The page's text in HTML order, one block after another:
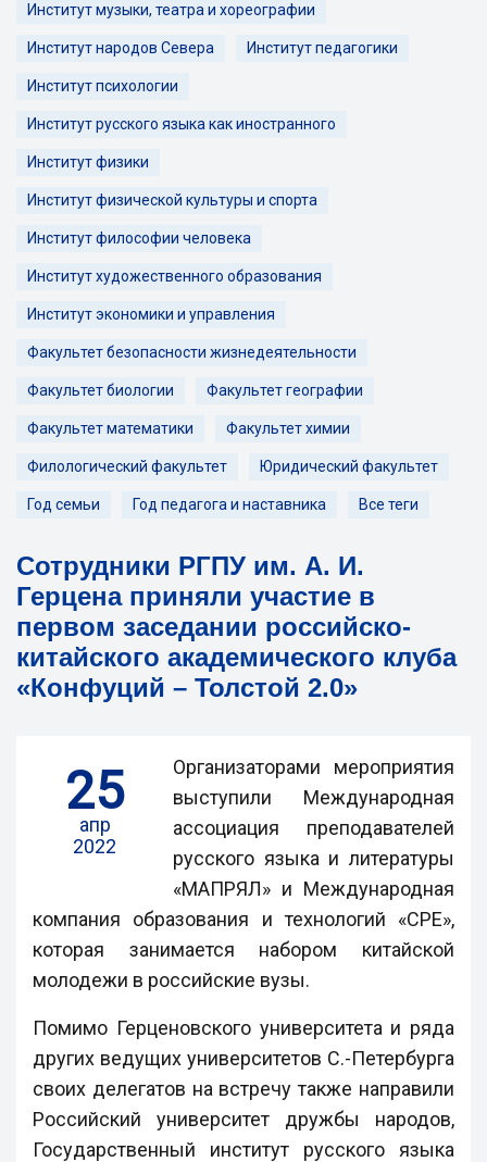
Институт музыки, театра и хореографии
Институт народов Севера Институт педагогики
Институт психологии
Институт русского языка как иностранного
Институт физики
Институт физической культуры и спорта
Институт философии человека
Институт художественного образования
Институт экономики и управления
Факультет безопасности жизнедеятельности
Факультет биологии Факультет географии
Факультет математики Факультет химии
Филологический факультет Юридический факультет
Год семьи Год педагога и наставника Все теги
Сотрудники РГПУ им. А. И.
Герцена приняли участие в
первом заседании российско-
китайского академического клуба
«Конфуций – Толстой 2.0»
25
апр
2022
Организаторами мероприятия
выступили Международная
ассоциация преподавателей
русского языка и литературы
«МАПРЯЛ» и Международная
компания образования и технологий «СРЕ»,
которая занимается набором китайской
молодежи в российские вузы.
Помимо Герценовского университета и ряда
других ведущих университетов С.-Петербурга
своих делегатов на встречу также направили
Российский университет дружбы народов,
Государственный институт русского языка